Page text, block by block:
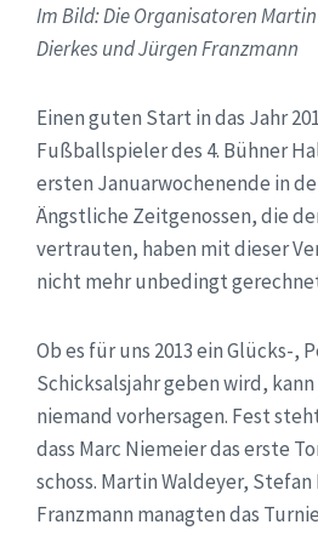
Im Bild: Die Organisatoren
Dierkes und Jürgen Franzmann
Einen guten Start in das Jahr
Fußballspieler des 4. Bühner
ersten Januarwochenende in
Ängstliche Zeitgenossen, die
vertrauten, haben mit dieser
nicht mehr unbedingt
Ob es für uns 2013 ein Glücks-,
Schicksalsjahr geben wird,
niemand vorhersagen. Fest
dass Marc Niemeier das erste
schoss. Martin Waldeyer,
Franzmann managten das